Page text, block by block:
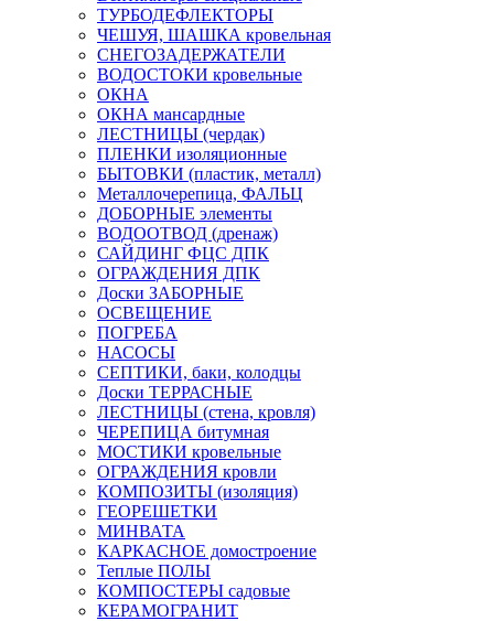
ТУРБОДЕФЛЕКТОРЫ
ЧЕШУЯ, ШАШКА кровельная
СНЕГОЗАДЕРЖАТЕЛИ
ВОДОСТОКИ кровельные
ОКНА
ОКНА мансардные
ЛЕСТНИЦЫ (чердак)
ПЛЕНКИ изоляционные
БЫТОВКИ (пластик, металл)
Металлочерепица, ФАЛЬЦ
ДОБОРНЫЕ элементы
ВОДООТВОД (дренаж)
САЙДИНГ ФЦС ДПК
ОГРАЖДЕНИЯ ДПК
Доски ЗАБОРНЫЕ
ОСВЕЩЕНИЕ
ПОГРЕБА
НАСОСЫ
СЕПТИКИ, баки, колодцы
Доски ТЕРРАСНЫЕ
ЛЕСТНИЦЫ (стена, кровля)
ЧЕРЕПИЦА битумная
МОСТИКИ кровельные
ОГРАЖДЕНИЯ кровли
КОМПОЗИТЫ (изоляция)
ГЕОРЕШЕТКИ
МИНВАТА
КАРКАСНОЕ домостроение
Теплые ПОЛЫ
КОМПОСТЕРЫ садовые
КЕРАМОГРАНИТ